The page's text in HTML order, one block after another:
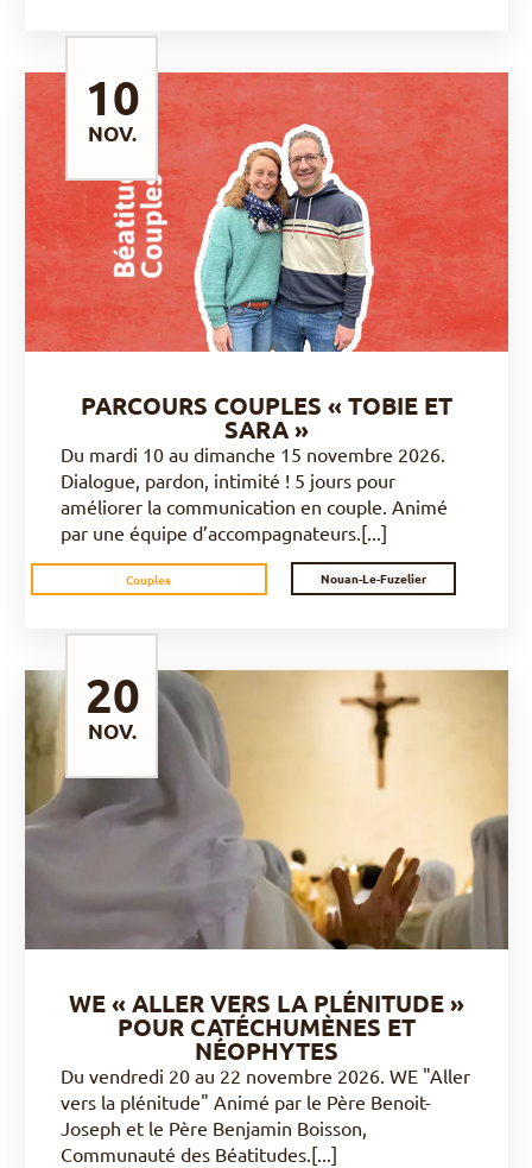
NOV.
DÉCOUVRIR
PARCOURS COUPLES « TOBIE ET
SARA »
Du mardi 10 au dimanche 15 novembre 2026.
Dialogue, pardon, intimité ! 5 jours pour
améliorer la communication en couple. Animé
par une équipe d’accompagnateurs.[...]
Couples Nouan-Le-Fuzelier
10
NOV.
DÉCOUVRIR
WE « ALLER VERS LA PLÉNITUDE »
POUR CATÉCHUMÈNES ET
NÉOPHYTES
Du vendredi 20 au 22 novembre 2026. WE "Aller
vers la plénitude" Animé par le Père Benoit-
Joseph et le Père Benjamin Boisson,
Communauté des Béatitudes.[...]
20